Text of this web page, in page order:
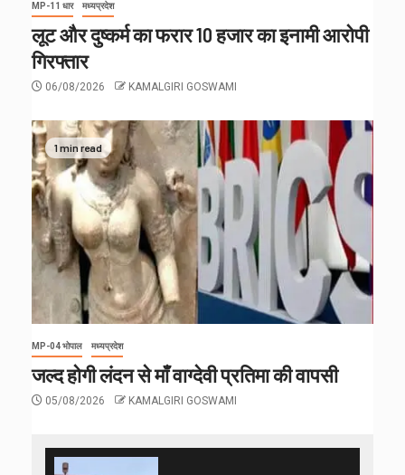
MP-11 धार मध्यप्रदेश
लूट और दुष्कर्म का फरार 10 हजार का इनामी आरोपी
गिरफ्तार
06/08/2026 KAMALGIRI GOSWAMI
1 min read
MP-04 भोपाल मध्यप्रदेश
जल्द होगी लंदन से माँ वाग्देवी प्रतिमा की वापसी
05/08/2026 KAMALGIRI GOSWAMI